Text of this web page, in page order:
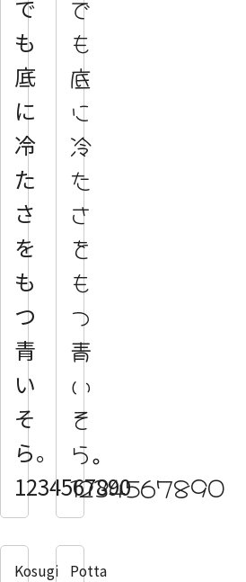
で
も
底
に
冷
た
さ
を
も
つ
青
い
そ
ら。
1234567890
で
も
底
に
冷
た
さ
を
も
つ
青
い
そ
ら。
1234567890
Kosugi
Potta